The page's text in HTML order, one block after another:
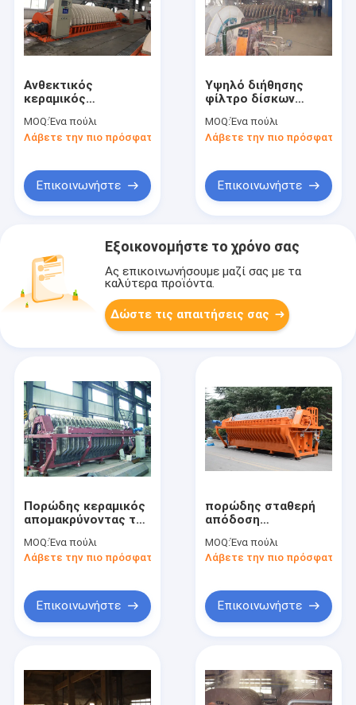
Ανθεκτικός
κεραμικός
νερό εξοπλισμός
100 τετρ.μέτρα
MOQ:Ένα πούλι
Λάβετε την πιο πρόσφατη τιμή
Επικοινωνήστε
Υψηλό διήθησης
φίλτρο δίσκων
περιστροφικό κενό
φίλτρο
MOQ:Ένα πούλι
Λάβετε την πιο πρόσφατη
Επικοινωνήστε
Εξοικονομήστε το χρόνο σας
Ας επικοινωνήσουμε μαζί σας με τα
καλύτερα προϊόντα.
Δώστε τις απαιτήσεις σας
Πορώδης κεραμικός
απομακρύνοντας το
μικροϋπολογιστών
για το χωριστό πηλό
MOQ:Ένα πούλι
Λάβετε την πιο πρόσφατη τιμή
Επικοινωνήστε
πορώδης σταθερή
απόδοση
μηχανών
απομάκρυνσης νερού
αυτόματη κεραμική
MOQ:Ένα πούλι
Λάβετε την πιο πρόσφατη
Επικοινωνήστε